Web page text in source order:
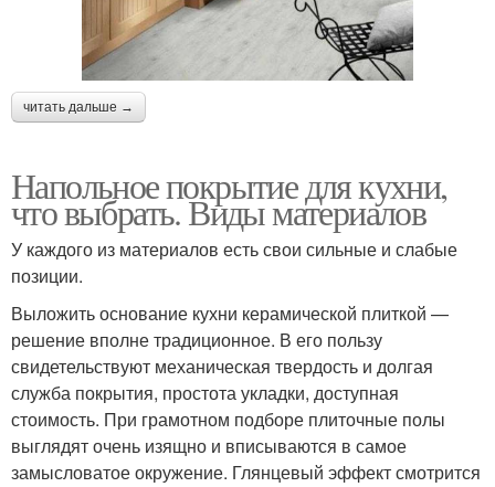
читать дальше →
Напольное покрытие для кухни,
что выбрать. Виды материалов
У каждого из материалов есть свои сильные и слабые
позиции.
Выложить основание кухни керамической плиткой —
решение вполне традиционное. В его пользу
свидетельствуют механическая твердость и долгая
служба покрытия, простота укладки, доступная
стоимость. При грамотном подборе плиточные полы
выглядят очень изящно и вписываются в самое
замысловатое окружение. Глянцевый эффект смотрится